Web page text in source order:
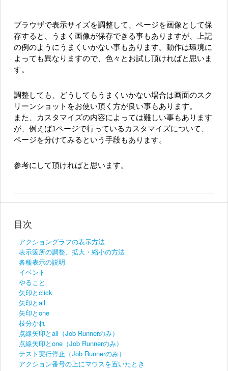
ブラウザで表示サイズを調整して、ページを画像として保
存すると、うまく画像が保存できる事もありますが、上記
の例のようにうまくいかない事もあります。動作は環境に
よっても異なりますので、色々とお試し頂ければと思いま
す。
調整しても、どうしてもうまくいかない場合は画面のスク
リーンショットをお使い頂く方が良い事もあります。
また、カスタマイズの内容によっては難しい事もあります
が、例えば1ページで行っているカスタマイズについて、
ページを分けてみるという手段もあります。
参考にして頂ければと思います。
目次
アクショングラフの表示方法
表示箇所の調整、拡大・縮小の方法
各種表示の説明
イベント
やること
矢印とclick
矢印とall
矢印とone
枝分かれ
点線矢印とall（Job Runnerのみ）
点線矢印とone（Job Runnerのみ）
テスト実行停止（Job Runnerのみ）
アクション番号の上にマウスを置いたとき